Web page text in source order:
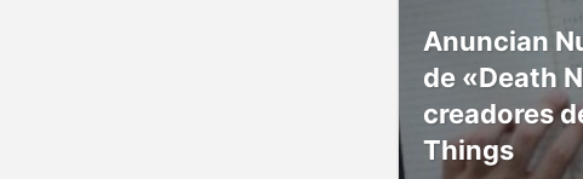
Anuncian
de «Death
creadores
Things